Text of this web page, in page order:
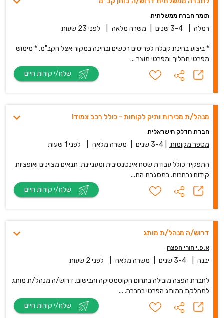
תומר חברה ממשלתית
רמלה 3-4 שנים משרה מלאה לפני 23 שעות
* ביצוע בחינת קבלה לפריטים רכשים ובחינה במקור אצל הקב"מ. * מימוש
מפרטי תהליך ומפרטי מוצר ...
מנהל/ת מכירות ותיק לקוחות - כולל רכב צמוד!
חברת הדלק הישראלית
מספר מקומות 3-4 שנים משרה מלאה לפני 1 שעות
התפקיד כולל עבודת שטח אינטנסיבית ומעניינת, תנאים מצוינים ואופציות
קידום נרחבות. במסגרת הת...
דרוש/ה מנהל/ת מותג
א.פ.י חורי הפצה
יבנה 3-4 שנים משרה מלאה לפני 2 שעות
לחברת הפצה מובילה בתחום הקוסמטיקה והבישום, דרוש/ה מנהל/ת מותג
למחלקת המותג הפרטי בחברה. ...